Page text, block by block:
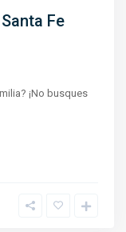
Fe
¡No busques